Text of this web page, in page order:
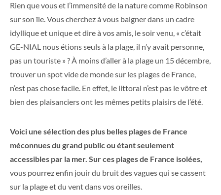
Rien que vous et l’immensité de la nature comme Robinson
sur son île. Vous cherchez à vous baigner dans un cadre
idyllique et unique et dire à vos amis, le soir venu, « c’était
GE-NIAL nous étions seuls à la plage, il n’y avait personne,
pas un touriste » ? À moins d’aller à la plage un 15 décembre,
trouver un spot vide de monde sur les plages de France,
n’est pas chose facile. En effet, le littoral n’est pas le vôtre et
bien des plaisanciers ont les mêmes petits plaisirs de l’été.
Voici une sélection des plus belles plages de France
méconnues du grand public ou étant seulement
accessibles par la mer. Sur ces plages de France isolées,
vous pourrez enfin jouir du bruit des vagues qui se cassent
sur la plage et du vent dans vos oreilles.